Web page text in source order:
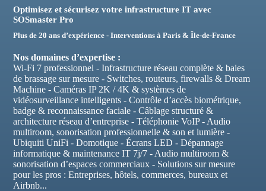
Optimisez et sécurisez votre infrastructure IT avec
SOSmaster Pro
Plus de 20 ans d’expérience - Interventions à Paris & Île-de-France
Nos domaines d’expertise :
Wi-Fi 7 professionnel - Infrastructure réseau complète & baies
de brassage sur mesure - Switches, routeurs, firewalls & Dream
Machine - Caméras IP 2K / 4K & systèmes de
vidéosurveillance intelligents - Contrôle d’accès biométrique,
badge & reconnaissance faciale - Câblage structuré &
architecture réseau d’entreprise - Téléphonie VoIP - Audio
multiroom, sonorisation professionnelle & son et lumière -
Ubiquiti UniFi - Domotique - Écrans LED - Dépannage
informatique & maintenance IT 7j/7 - Audio multiroom &
sonorisation d’espaces commerciaux - Solutions sur mesure
pour les pros : Entreprises, hôtels, commerces, bureaux et
Airbnb...